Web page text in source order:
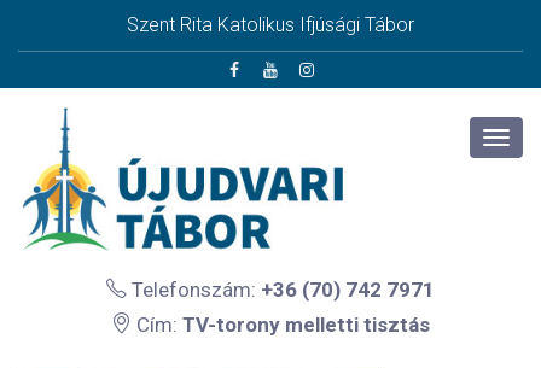
Szent Rita Katolikus Ifjúsági Tábor
Telefonszám: +36 (70) 742 7971
Cím: TV-torony melletti tisztás